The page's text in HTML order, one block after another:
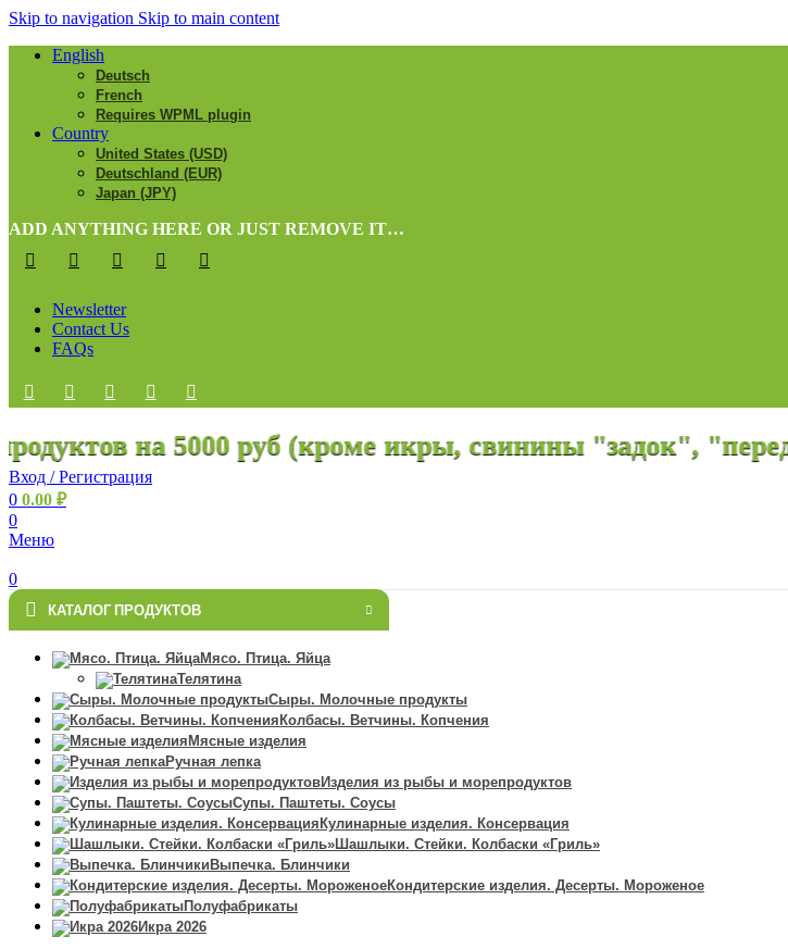
Skip to navigation Skip to main content
English
Deutsch
French
Requires WPML plugin
Country
United States (USD)
Deutschland (EUR)
Japan (JPY)
ADD ANYTHING HERE OR JUST REMOVE IT…
Newsletter
Contact Us
FAQs
на 5000 руб (кроме икры, свинины "задок", "передок")
Вход / Регистрация
0 0.00 ₽
0
Меню
0
КАТАЛОГ ПРОДУКТОВ
Мясо. Птица. Яйца
Телятина
Сыры. Молочные продукты
Колбасы. Ветчины. Копчения
Мясные изделия
Ручная лепка
Изделия из рыбы и морепродуктов
Супы. Паштеты. Соусы
Кулинарные изделия. Консервация
Шашлыки. Стейки. Колбаски «Гриль»
Выпечка. Блинчики
Кондитерские изделия. Десерты. Мороженое
Полуфабрикаты
Икра 2026